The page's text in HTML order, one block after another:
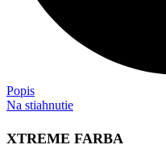
Popis
Na stiahnutie
XTREME FARBA